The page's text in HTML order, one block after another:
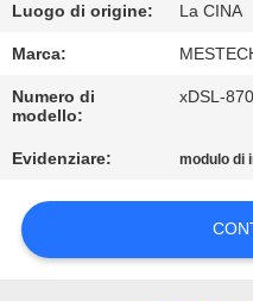
QUALITÀ
CONTATTICI
NOTIZIE
MAPPA
Luogo di origine: La CINA
Marca:
Numero di
modello:
xDSL-870
Evidenziare: modulo di